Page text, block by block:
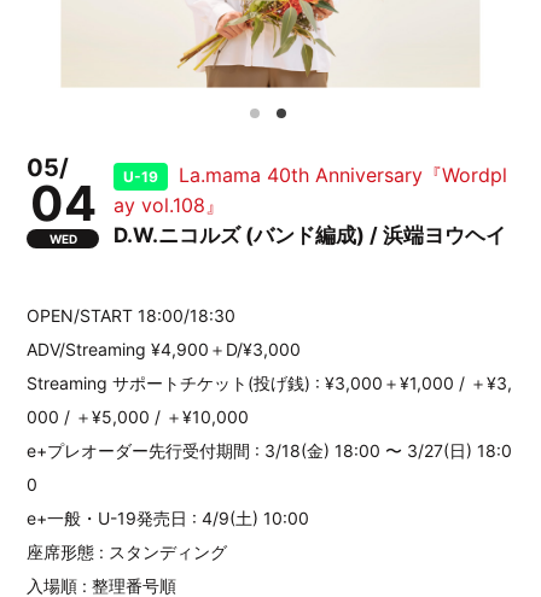
05/
04
WED
U-19
La.mama 40th Anniversary『Wordpl
ay vol.108』
D.W.ニコルズ (バンド編成) / 浜端ヨウヘイ
OPEN/START 18:00/18:30
ADV/Streaming ¥4,900＋D/¥3,000
Streaming サポートチケット(投げ銭) : ¥3,000＋¥1,000 / ＋¥3,
000 / ＋¥5,000 / ＋¥10,000
e+プレオーダー先行受付期間 : 3/18(金) 18:00 〜 3/27(日) 18:0
0
e+一般・U-19発売日 : 4/9(土) 10:00
座席形態 : スタンディング
入場順 : 整理番号順